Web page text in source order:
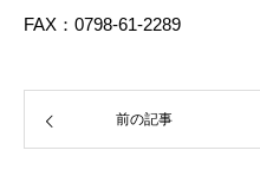
FAX：0798-61-2289
前の記事